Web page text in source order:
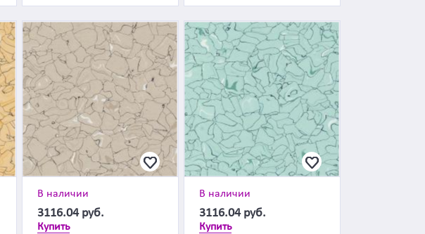
В наличии
3116.04 руб.
Купить
В наличии
3116.04 руб.
Купить